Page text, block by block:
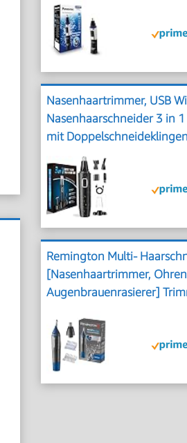
Nasenhaartrimmer, USB
Nasenhaarschneider 3 in
mit
schmerzfreier
esichtshaartrimmer für
Remington Multi-
[Nasenhaartrimmer,
Augenbrauenrasierer]
NE3850